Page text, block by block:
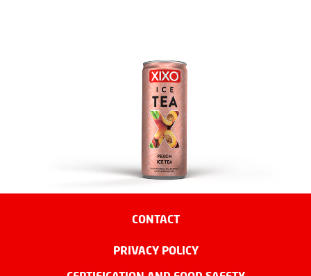
CONTACT
PRIVACY POLICY